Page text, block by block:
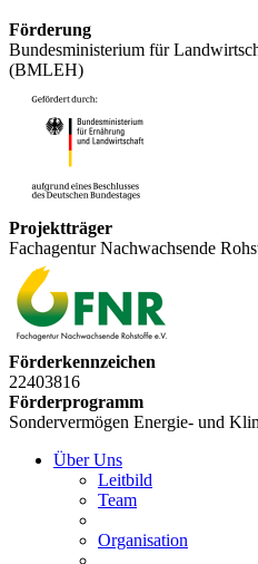
Förderung
Bundesministerium für
(BMLEH)
Projektträger
Fachagentur Nachwachsende
Förderkennzeichen
22403816
Förderprogramm
Sondervermögen Energie- und
Über Uns
Leitbild
Team
Organisation